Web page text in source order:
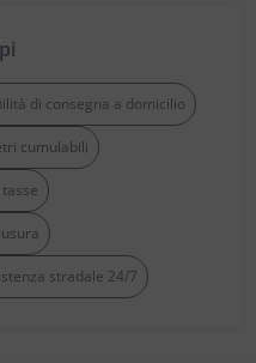
di consegna a domicilio
cumulabili
stradale 24/7